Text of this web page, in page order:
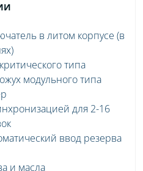
в литом корпусе (в
типа
модульного типа
для 2-16
ввод резерва
и масла